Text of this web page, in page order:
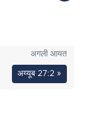
अगली आयत
अय्यूब 27:2 »